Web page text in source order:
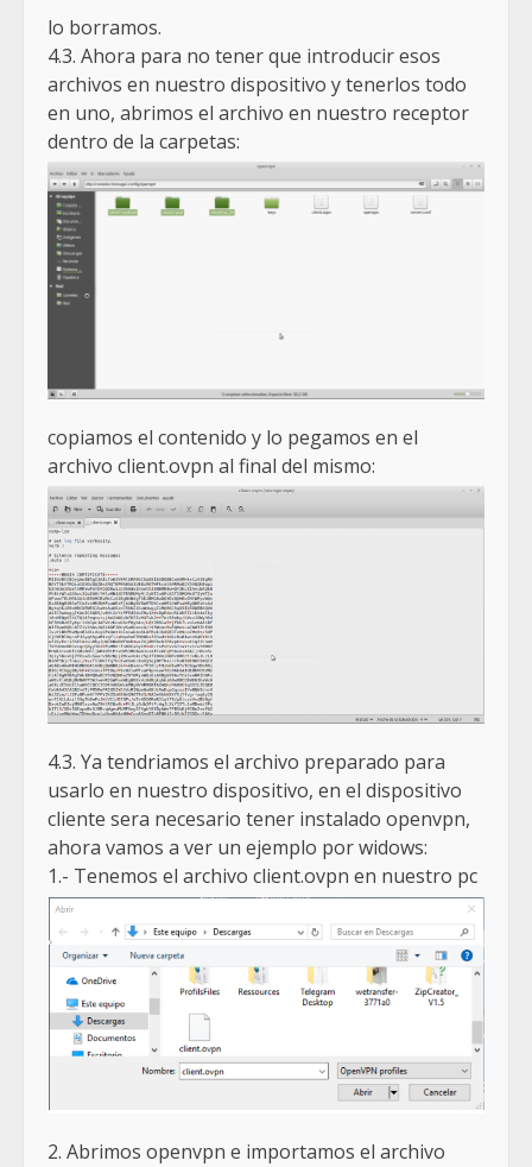
lo borramos.
4.3. Ahora para no tener que introducir esos
archivos en nuestro dispositivo y tenerlos todo
en uno, abrimos el archivo en nuestro receptor
dentro de la carpetas:
copiamos el contenido y lo pegamos en el
archivo client.ovpn al final del mismo:
4.3. Ya tendriamos el archivo preparado para
usarlo en nuestro dispositivo, en el dispositivo
cliente sera necesario tener instalado openvpn,
ahora vamos a ver un ejemplo por widows:
1.- Tenemos el archivo client.ovpn en nuestro pc
2. Abrimos openvpn e importamos el archivo